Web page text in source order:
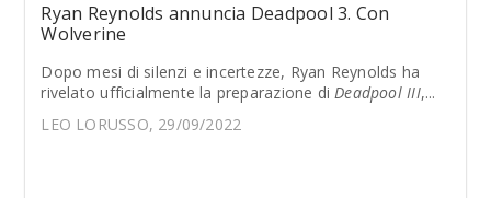
Ryan Reynolds annuncia Deadpool 3. Con
Wolverine
Dopo mesi di silenzi e incertezze, Ryan Reynolds ha
rivelato ufficialmente la preparazione diDeadpool III,...
LEO LORUSSO, 29/09/2022